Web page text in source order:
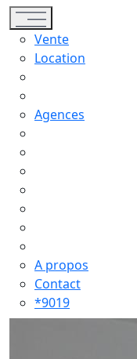
Toggle navigation
Vente
Location
Agences
A propos
Contact
*9019